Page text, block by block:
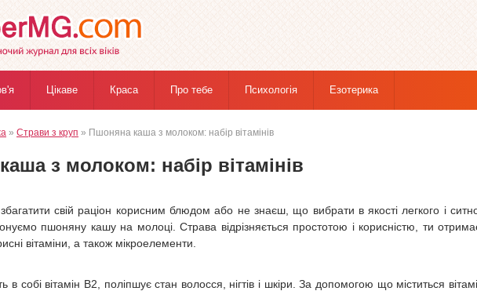
Цікаве Краса Про тебе Психологія Езотерика
» Страви з круп » Пшоняна каша з молоком: набір вітамінів
з молоком: набір вітамінів
свій раціон корисним блюдом або не знаєш, що вибрати в якості легкого і
пшоняну кашу на молоці. Страва відрізняється простотою і корисністю, ти
вітаміни, а також мікроелементи.
в собі вітамін В2, поліпшує стан волосся, нігтів і шкіри. За допомогою що міститься